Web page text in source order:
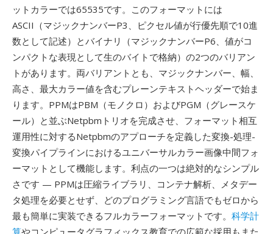
ットカラーでは65535です。このフォーマットには
ASCII（マジックナンバーP3、ピクセル値が行優先順で10進
数として記述）とバイナリ（マジックナンバーP6、値がコ
ンパクトな表現として生のバイトで格納）の2つのバリアン
トがあります。両バリアントとも、マジックナンバー、幅、
高さ、最大カラー値を含むプレーンテキストヘッダーで始ま
ります。PPMはPBM（モノクロ）およびPGM（グレースケ
ール）と並ぶNetpbmトリオを完成させ、フォーマット相互
運用性に対するNetpbmのアプローチを定義した変換-処理-
変換パイプラインにおけるユニバーサルカラー画像中間フォ
ーマットとして機能します。利点の一つは絶対的なシンプル
さです — PPMは圧縮ライブラリ、コンテナ解析、メタデー
タ処理を必要とせず、どのプログラミング言語でもゼロから
最も簡単に実装できるフルカラーフォーマットです。 科学計
算やコンピュータグラフィックス教育での広範な採用もまた